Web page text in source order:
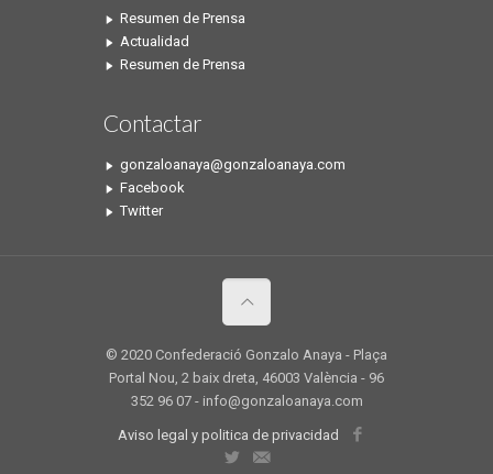
Resumen de Prensa
Actualidad
Resumen de Prensa
Contactar
gonzaloanaya@gonzaloanaya.com
Facebook
Twitter
© 2020 Confederació Gonzalo Anaya - Plaça
Portal Nou, 2 baix dreta, 46003 València - 96
352 96 07 - info@gonzaloanaya.com
Aviso legal y politica de privacidad